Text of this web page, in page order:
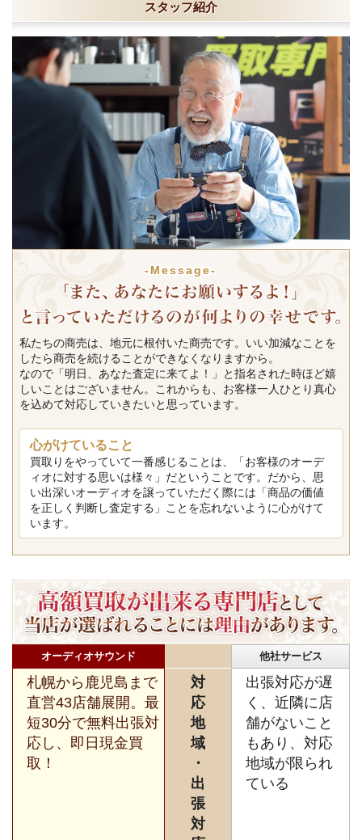
スタッフ紹介
-Message-
私たちの商売は、地元に根付いた商売です。いい加減なことを
したら商売を続けることができなくなりますから。
なので「明日、あなた査定に来てよ！」と指名された時ほど嬉
しいことはございません。これからも、お客様一人ひとり真心
を込めて対応していきたいと思っています。
心がけていること
買取りをやっていて一番感じることは、「お客様のオーデ
ィオに対する思いは様々」だということです。だから、思
い出深いオーディオを譲っていただく際には「商品の価値
を正しく判断し査定する」ことを忘れないように心がけて
います。
オーディオサウンド 他社サービス
札幌から鹿児島まで
直営43店舗展開。最
短30分で無料出張対
応し、即日現金買
取！
対
応
地
域
・
出
張
対
出張対応が遅
く、近隣に店
舗がないこと
もあり、対応
地域が限られ
ている